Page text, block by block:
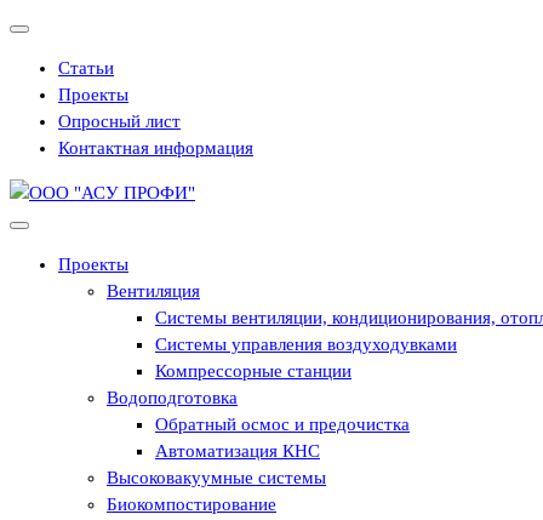
Перейти
содержимому
Статьи
Проекты
Опросный лист
Контактная информация
Проекты
Вентиляция
Системы вентиляции, кондиционирования,
Системы управления воздуходувками
Компрессорные станции
Водоподготовка
Обратный осмос и предочистка
Автоматизация КНС
Высоковакуумные системы
Биокомпостирование